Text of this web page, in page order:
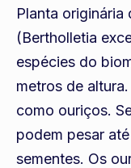
Planta originária
(Bertholletia
espécies do
metros de
como ouriços.
podem pesar
sementes. Os